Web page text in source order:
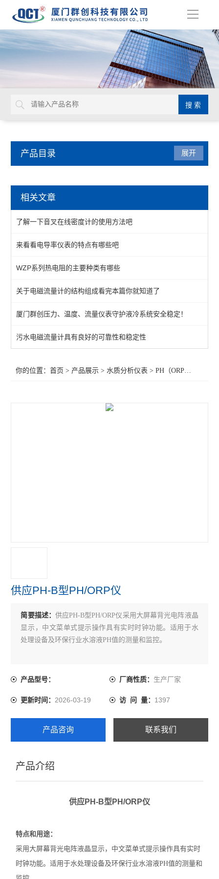
导
产品目录
密度计
其它在线水质仪表
溶解氧仪表
电导率仪表
PH（ORP）仪表
查看全部 >>
展开
相关文章
了解一下音叉在线密度计的使用方法吧
来看看电导率仪表的特点有哪些吧
WZP系列热电阻的主要种类有哪些
关于电磁流量计的结构组成看完本篇你就知道了
厦门群创压力、温度、流量仪表守护液冷系统安全稳定！
污水电磁流量计具有良好的可靠性和稳定性
你的位置：首页 > 产品展示 >水质分析仪表 >PH（ORP）仪表
供应PH-B型PH/ORP仪
简要描述： 供应PH-B型PH/ORP仪采用大屏幕背光电阵液晶
显示，中文菜单式提示操作具有实时时钟功能。适用于水
处理设备及环保行业水溶液PH值的测量和监控。
产品型号： 厂商性质： 生产厂家
更新时间：2026-03-19 访 问 量： 1397
产品咨询 联系我们
产品介绍
供应PH-B型PH/ORP仪
特点和用途：
采用大屏幕背光电阵液晶显示，中文菜单式提示操作具有实时
时钟功能。适用于水处理设备及环保行业水溶液PH值的测量和